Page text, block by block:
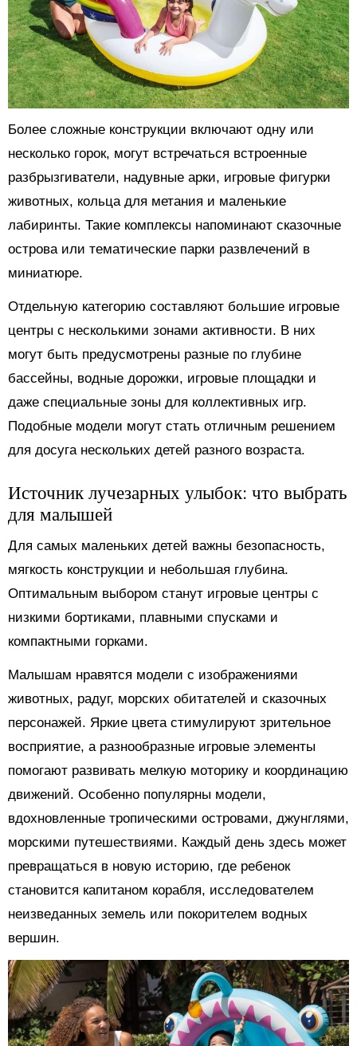
Более сложные конструкции включают одну или
несколько горок, могут встречаться встроенные
разбрызгиватели, надувные арки, игровые фигурки
животных, кольца для метания и маленькие
лабиринты. Такие комплексы напоминают сказочные
острова или тематические парки развлечений в
миниатюре.
Отдельную категорию составляют большие игровые
центры с несколькими зонами активности. В них
могут быть предусмотрены разные по глубине
бассейны, водные дорожки, игровые площадки и
даже специальные зоны для коллективных игр.
Подобные модели могут стать отличным решением
для досуга нескольких детей разного возраста.
Источник лучезарных улыбок: что выбрать
для малышей
Для самых маленьких детей важны безопасность,
мягкость конструкции и небольшая глубина.
Оптимальным выбором станут игровые центры с
низкими бортиками, плавными спусками и
компактными горками.
Малышам нравятся модели с изображениями
животных, радуг, морских обитателей и сказочных
персонажей. Яркие цвета стимулируют зрительное
восприятие, а разнообразные игровые элементы
помогают развивать мелкую моторику и координацию
движений. Особенно популярны модели,
вдохновленные тропическими островами, джунглями,
морскими путешествиями. Каждый день здесь может
превращаться в новую историю, где ребенок
становится капитаном корабля, исследователем
неизведанных земель или покорителем водных
вершин.